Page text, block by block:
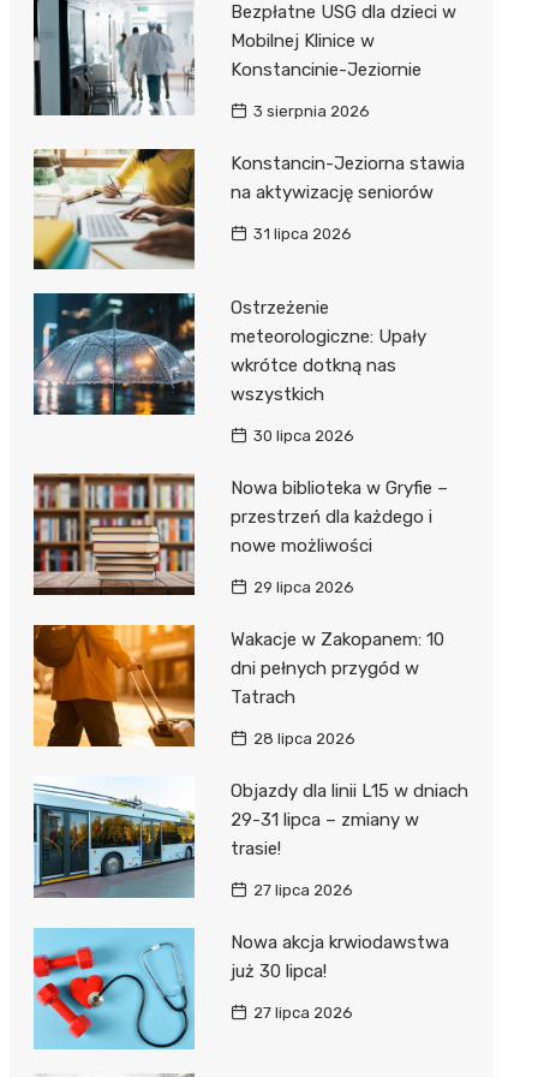
Bezpłatne USG dla dzieci w
Mobilnej Klinice w
Konstancinie-Jeziornie
3 sierpnia 2026
Konstancin-Jeziorna stawia
na aktywizację seniorów
31 lipca 2026
Ostrzeżenie
meteorologiczne: Upały
wkrótce dotkną nas
wszystkich
30 lipca 2026
Nowa biblioteka w Gryfie –
przestrzeń dla każdego i
nowe możliwości
29 lipca 2026
Wakacje w Zakopanem: 10
dni pełnych przygód w
Tatrach
28 lipca 2026
Objazdy dla linii L15 w dniach
29-31 lipca – zmiany w
trasie!
27 lipca 2026
Nowa akcja krwiodawstwa
już 30 lipca!
27 lipca 2026